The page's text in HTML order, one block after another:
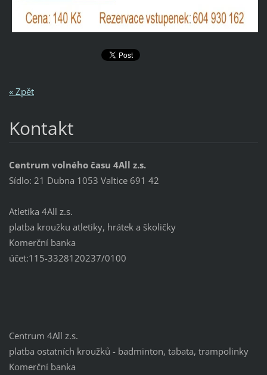
« Zpět
Kontakt
Centrum volného času 4All z.s.
Sídlo: 21 Dubna 1053 Valtice 691 42
Atletika 4All z.s.
platba kroužku atletiky, hrátek a školičky
Komerční banka
účet:115-3328120237/0100
Centrum 4All z.s.
platba ostatních kroužků - badminton, tabata, trampolinky
Komerční banka